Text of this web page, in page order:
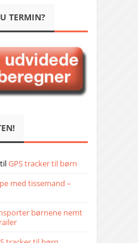
TERMIN?
tilGPS tracker til børn
med tissemand –
børnene nemt